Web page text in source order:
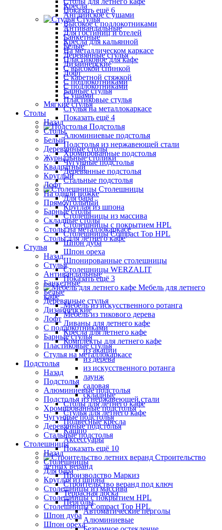
Показать ещё 6
Стулья
Антивандальные
Банкетные
Белые
Деревянные стулья
Дизайнерские
Лофт
С подлокотниками
Барные стулья
Пластиковые стулья
Стулья на металлокаркасе
Показать ещё 4
Подстолья
Алюминиевые подстолья
Подстолья из нержавеющей стали
Хромированные подстолья
Чугунные подстолья
Деревянные подстолья
Стальные подстолья
Столешницы
Для бара
Круглая из шпона
Столешницы из массива
Столешницы с покрытием HPL
Столешницы Сompact Top HPL
Шпон дуба
Шпон ореха
Шпонированные столешницы
Столешницы WERZALIT
Показать ещё 3
Мебель для летнего
кафе
Мебель из искусственного ротанга
Мебель из тикового дерева
Диваны для летнего кафе
Кресла для летнего кафе
Комплекты для летнего кафе
из акации
из дерева
из искусственного ротанга
лаунж
садовая
складные
Столы для летнего кафе
Стулья для летнего кафе
Подвесные кресла
Кашпо
Аксессуары
Показать ещё 10
Строительство
летних веранд
Производство Маркиз
Строительство веранд под ключ
Террасная доска
Перголы
Автоматические перголы
Алюминиевые
Кресла
Английское с ушами
Высокое с подлокотниками
Для гостиниц и отелей
Кресла для кальянной
На металлическом каркасе
Пластиковое для кафе
С высокой спинкой
С каретной стяжкой
С подлокотниками
С ушами
Мягкие стулья
Столы
Назад
Столы
Белый
Деревянные столы
Журнальные столики
Квадратный
Круглый
Лофт
На одной ножке
Прямоугольный
Барные столы
Складные столы
Столы на металлокаркасе
Столы для летнего кафе
Стулья
Назад
Стулья
Антивандальные
Банкетные
Белые
Деревянные стулья
Дизайнерские
Лофт
С подлокотниками
Барные стулья
Пластиковые стулья
Стулья на металлокаркасе
Подстолья
Назад
Подстолья
Алюминиевые подстолья
Подстолья из нержавеющей стали
Хромированные подстолья
Чугунные подстолья
Деревянные подстолья
Стальные подстолья
Столешницы
Назад
Столешницы
Для бара
Круглая из шпона
Столешницы из массива
Столешницы с покрытием HPL
Столешницы Сompact Top HPL
Шпон дуба
Шпон ореха